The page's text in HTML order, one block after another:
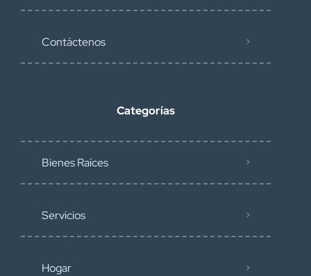
Contáctenos
Categorías
Bienes Raíces
Servicios
Hogar